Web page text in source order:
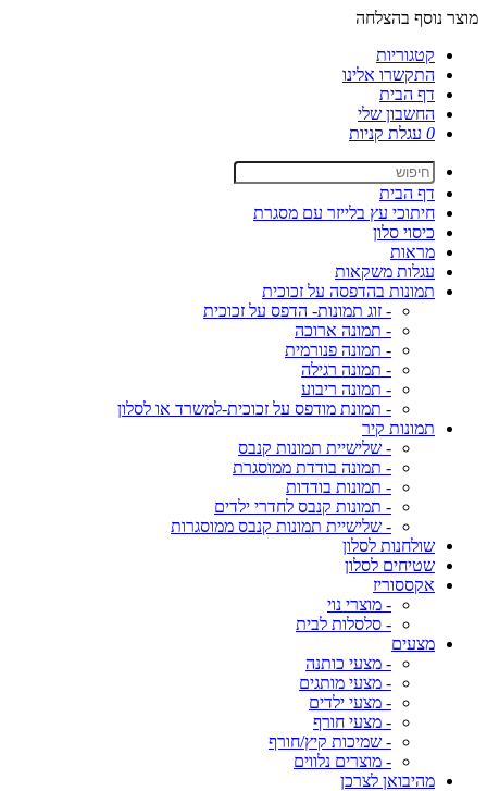
מוצר נוסף בהצלחה
קטגוריות
התקשרו אלינו
דף הבית
החשבון שלי
0 עגלת קניות
דף הבית
חיתוכי עץ בלייזר עם מסגרת
כיסוי סלון
מראות
עגלות משקאות
תמונות בהדפסה על זכוכית
- זוג תמונות- הדפס על זכוכית
- תמונה ארוכה
- תמונה פנורמית
- תמונה רגילה
- תמונה ריבוע
- תמונת מודפס על זכוכית-למשרד או לסלון
תמונות קיר
- שלישיית תמונות קנבס
- תמונה בודדת ממוסגרת
- תמונות בודדות
- תמונות קנבס לחדרי ילדים
- שלישיית תמונות קנבס ממוסגרות
שולחנות לסלון
שטיחים לסלון
אקססוריז
- מוצרי נוי
- סלסלות לבית
מצעים
- מצעי כותנה
- מצעי מותגים
- מצעי ילדים
- מצעי חורף
- שמיכות קיץ/חורף
- מוצרים נלווים
מהיבואן לצרכן